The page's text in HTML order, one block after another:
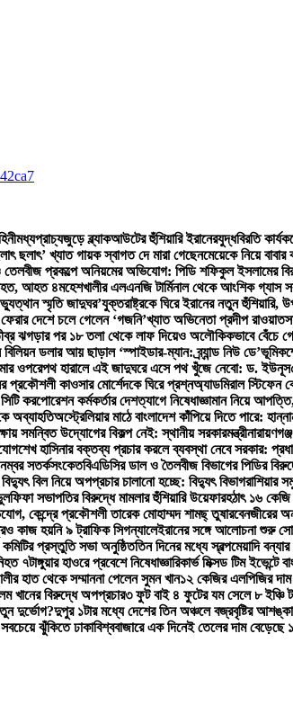
মধ্যপ্রাচ্যজুড়ে ব্ল্যাকআউটের হুঁশিয়ারি ইরানেরযুদ্ধবিরতি
ছলাৎ’ খ্যাত গায়ক স্বাগত দে মারা গেছেনমেয়েকে নিয়ে
প্রকল্পে অনিয়মের অভিযোগ: পিডি শফিকুল ইসলামের
আহত ৪মহেশখালীর এলএনজি টার্মিনাল থেকে আংশিক গ্যাস
স্মৃতি জাদুঘর’যুক্তরাষ্ট্রকে ঘিরে ইরানের নতুন
ফেরার দেশে চলে গেলেন ‘গজনি’খ্যাত অভিনেতা প্রদীপ রাওয়াত
ঝগড়ার পর ১৮ তলা থেকে লাফ দিয়েও অলৌকিকভাবে বেঁচে
বিলিয়ন ডলার আয় ছাড়াল ‘স্পাইডার-ম্যান: ব্র্যান্ড নিউ ডে’
ওপরেপথ হারালে এই জাদুঘরে এসে পথ খুঁজে নেবো: ড. ইউনূস
কাওসার মোর্শেদকে ঘিরে প্রশ্নঅ্যাডমিরাল স্টিফেন
করপোরেশন কর্মকর্তার দেশত্যাগে নিষেধাজ্ঞামান নিয়ে
অব্যাহতিঅস্ট্রেলিয়ার মাঠে বাংলাদেশ কাঁপিয়ে দিতে পারে:
সমন্বিত উদ্যোগের বিকল্প নেই: স্থানীয় সরকারমন্ত্রী
শেখ হাসিনার বক্তব্য প্রচার করলে ব্যবস্থা নেবে সরকার:
সতর্কসংকেতবিএডিসির ডাল ও তৈলবীজ বিভাগের পিডির
বিল নিয়ে অপপ্রচার চালানো হচ্ছে: বিদ্যুৎ বিভাগরাশিয়ার
ফিফা সভাপতির বিরুদ্ধে মামলার হুঁশিয়ারি উয়েফারহঠাৎ ১৬
কেন্দ্রে প্রকৌশলী তারেক মোহাম্মদ শামছ্ তুষারবেনজীরের
কাজ হয়নি ৯ ট্রাফিক সিগন্যালেইরানের সঙ্গে আলোচনা শুরু
কমিটির প্রস্তুতি সভা অনুষ্ঠিততিন দিনের মধ্যে স্বল্পমেয়াদি
৭টাঙ্গুয়ার হাওরে প্রবেশে নিষেধাজ্ঞারিকার্ভ মিক্সড টিম ইভেন্টে
হাত থেকে সম্মাননা পেলেন সুমন খান১২ কেজির এলপিজির
খানের বিরুদ্ধে অপপ্রচার৩ ফুট বাই ৪ ফুটের যম সেলে ৮ ইঞ্চি
দুর্ভোগ?দুপুর ১টার মধ্যে দেশের তিন অঞ্চলে বজ্রবৃষ্টির
ঝুঁকিতে ঢাকাবিশ্ববাজারে এক দিনেই তেলের দাম বেড়েছে